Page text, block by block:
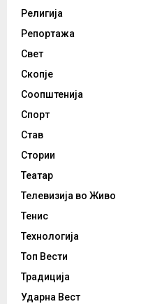
Религија
Репортажа
Свет
Скопје
Соопштенија
Спорт
Став
Стории
Театар
Телевизија во Живо
Тенис
Технологија
Топ Вести
Традиција
Ударна Вест